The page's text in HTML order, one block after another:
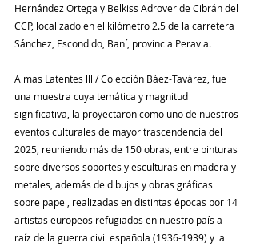
Hernández Ortega y Belkiss Adrover de Cibrán del
CCP, localizado en el kilómetro 2.5 de la carretera
Sánchez, Escondido, Baní, provincia Peravia.
Almas Latentes lll / Colección Báez-Tavárez, fue
una muestra cuya temática y magnitud
significativa, la proyectaron como uno de nuestros
eventos culturales de mayor trascendencia del
2025, reuniendo más de 150 obras, entre pinturas
sobre diversos soportes y esculturas en madera y
metales, además de dibujos y obras gráficas
sobre papel, realizadas en distintas épocas por 14
artistas europeos refugiados en nuestro país a
raíz de la guerra civil española (1936-1939) y la